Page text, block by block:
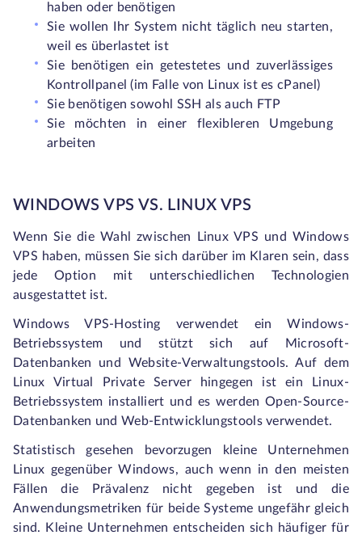
haben oder benötigen
Sie wollen Ihr System nicht täglich neu starten,
weil es überlastet ist
Sie benötigen ein getestetes und zuverlässiges
Kontrollpanel (im Falle von Linux ist es cPanel)
Sie benötigen sowohl SSH als auch FTP
Sie möchten in einer flexibleren Umgebung
arbeiten
WINDOWS VPS VS. LINUX VPS
Wenn Sie die Wahl zwischen Linux VPS und Windows
VPS haben, müssen Sie sich darüber im Klaren sein, dass
jede Option mit unterschiedlichen Technologien
ausgestattet ist.
Windows VPS-Hosting verwendet ein Windows-
Betriebssystem und stützt sich auf Microsoft-
Datenbanken und Website-Verwaltungstools. Auf dem
Linux Virtual Private Server hingegen ist ein Linux-
Betriebssystem installiert und es werden Open-Source-
Datenbanken und Web-Entwicklungstools verwendet.
Statistisch gesehen bevorzugen kleine Unternehmen
Linux gegenüber Windows, auch wenn in den meisten
Fällen die Prävalenz nicht gegeben ist und die
Anwendungsmetriken für beide Systeme ungefähr gleich
sind. Kleine Unternehmen entscheiden sich häufiger für